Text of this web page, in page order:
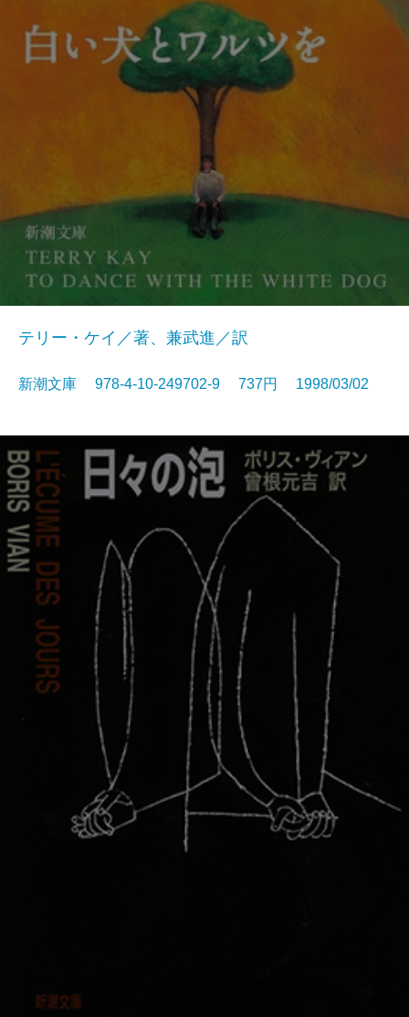
テリー・ケイ／著、兼武進／訳
新潮文庫 978-4-10-249702-9 737円 1998/03/02